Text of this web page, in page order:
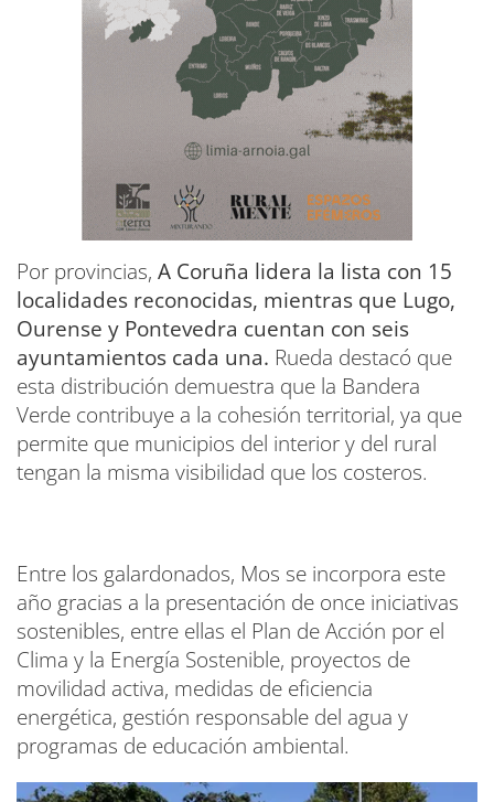
Por provincias, A Coruña lidera la lista con 15
localidades reconocidas, mientras que Lugo,
Ourense y Pontevedra cuentan con seis
ayuntamientos cada una. Rueda destacó que
esta distribución demuestra que la Bandera
Verde contribuye a la cohesión territorial, ya que
permite que municipios del interior y del rural
tengan la misma visibilidad que los costeros.
Entre los galardonados, Mos se incorpora este
año gracias a la presentación de once iniciativas
sostenibles, entre ellas el Plan de Acción por el
Clima y la Energía Sostenible, proyectos de
movilidad activa, medidas de eficiencia
energética, gestión responsable del agua y
programas de educación ambiental.